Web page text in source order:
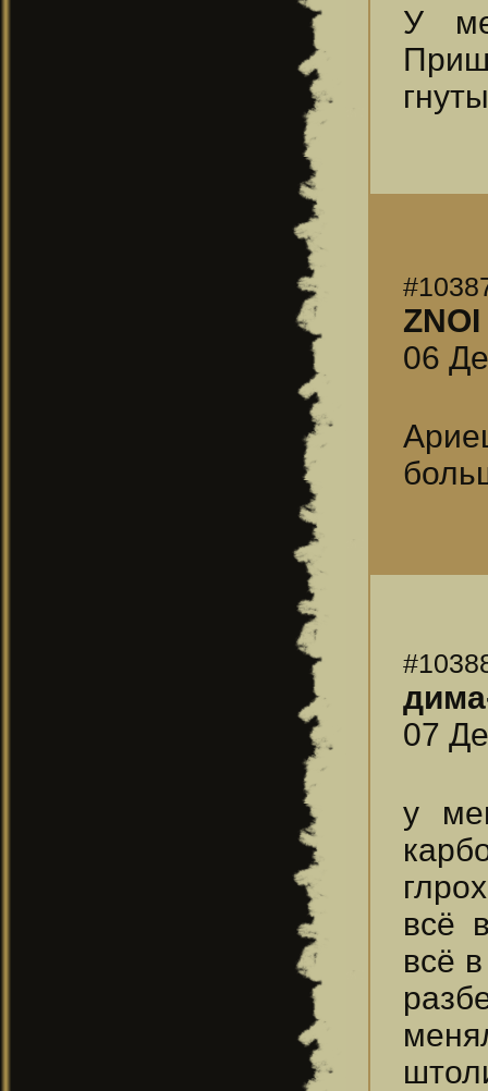
У
ZNOI
06
07
у
всё
всё